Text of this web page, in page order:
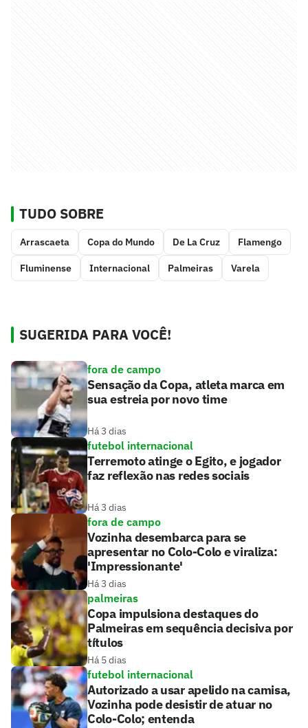
TUDO SOBRE
Arrascaeta Copa do Mundo De La Cruz Flamengo
Fluminense Internacional Palmeiras Varela
SUGERIDA PARA VOCÊ!
fora de campo
Sensação da Copa, atleta marca em
sua estreia por novo time
Há 3 dias
futebol internacional
Terremoto atinge o Egito, e jogador
faz reflexão nas redes sociais
Há 3 dias
fora de campo
Vozinha desembarca para se
apresentar no Colo-Colo e viraliza:
'Impressionante'
Há 3 dias
palmeiras
Copa impulsiona destaques do
Palmeiras em sequência decisiva por
títulos
Há 5 dias
futebol internacional
Autorizado a usar apelido na camisa,
Vozinha pode desistir de atuar no
Colo-Colo; entenda